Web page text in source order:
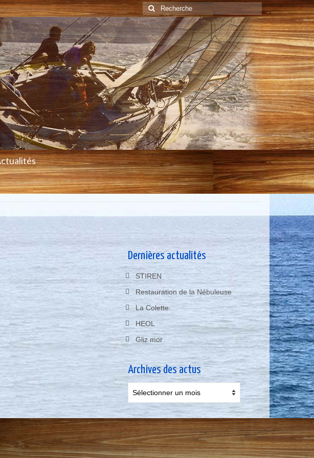
Rechercher
:
Dernières actualités
STIREN
Restauration de la Nébuleuse
La Colette
HEOL
Gliz mor
Archives des actus
des
actus